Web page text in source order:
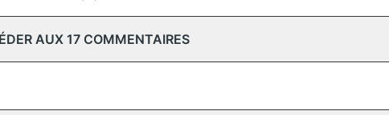
AUX 17 COMMENTAIRES